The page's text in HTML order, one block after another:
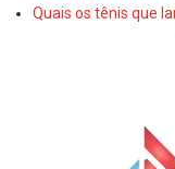
Quais os tênis que